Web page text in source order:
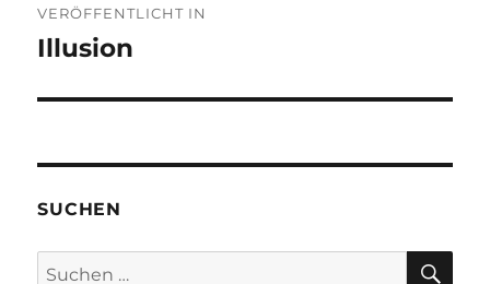
VERÖFFENTLICHT IN
Illusion
SUCHEN
Suchen